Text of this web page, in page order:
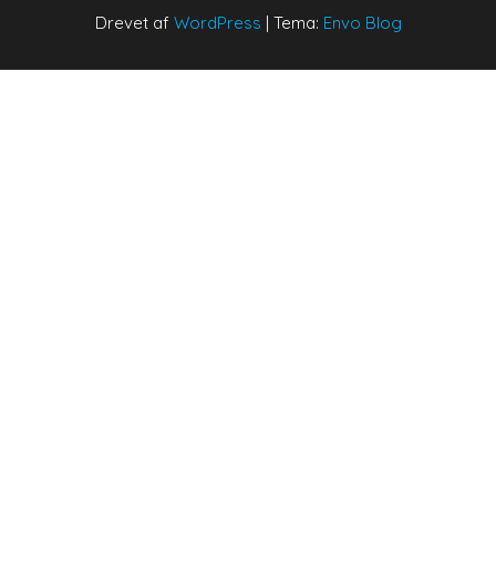
Drevet af WordPress | Tema: Envo Blog